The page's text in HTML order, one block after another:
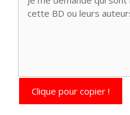
Clique pour copier !